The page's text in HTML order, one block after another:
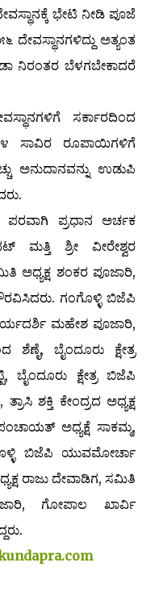
ಭೇಟಿ ನೀಡಿ ಪೂಜೆ
ದೇವಸ್ಥಾನಗಳಿದ್ದು ಅತ್ಯಂತ
ನಿರಂತರ ಬೆಳಗಬೇಕಾದರೆ
ಸರ್ಕಾರದಿಂದ
ಸಾವಿರ ರೂಪಾಯಿಗಳಿಗೆ
ಅನುದಾನವನ್ನು ಉಡುಪಿ
ಪ್ರಧಾನ ಅರ್ಚಕ
ಮತ್ತಿ ಶ್ರೀ ವೀರೇಶ್ವರ
ಅಧ್ಯಕ್ಷ ಶಂಕರ ಪೂಜಾರಿ,
ಗಂಗೊಳ್ಳಿ ಬಿಜೆಪಿ
ಮಹೇಶ ಪೂಜಾರಿ,
ಬೈಂದೂರು ಕ್ಷೇತ್ರ
ಬೈಂದೂರು ಕ್ಷೇತ್ರ ಬಿಜೆಪಿ
ಶಕ್ತಿ ಕೇಂದ್ರದ ಅಧ್ಯಕ್ಷ
ಅಧ್ಯಕ್ಷೆ ಸಾಕಮ್ಮ,
ಬಿಜೆಪಿ ಯುವಮೋರ್ಚಾ
ರಾಜು ದೇವಾಡಿಗ, ಸಮಿತಿ
ಗೋಪಾಲ ಖಾರ್ವಿ